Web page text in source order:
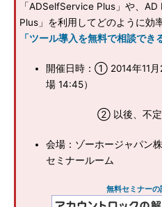
「ADSelfService Plus」や、
Plus」を利用してどのように効
「ツール導入を無料で相談でき
開催日時：① 2014年11月
場 14:45）
② 以後、不定期に
会場：ゾーホージャパン
セミナールーム
無料セミナーの